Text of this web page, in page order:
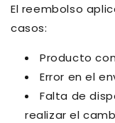
El reembolso
casos:
Producto
Error en el
Falta de
realizar el